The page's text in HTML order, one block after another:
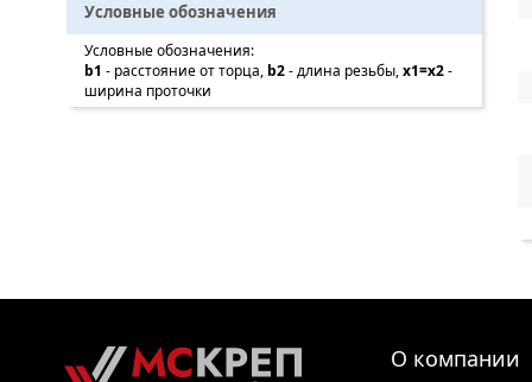
Условные обозначения
Условные обозначения:
b1 - расстояние от торца, b2- длина резьбы,x1=x2-
ширина проточки
О компании